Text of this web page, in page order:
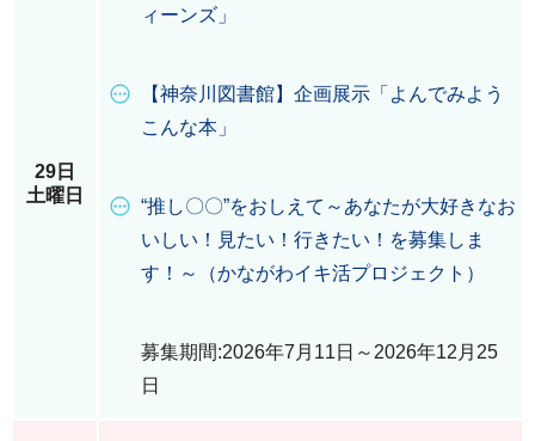
29日
土曜日
ィーンズ」
【神奈川図書館】企画展示「よんでみよう
こんな本」
“推し〇〇”をおしえて～あなたが大好きなお
いしい！見たい！行きたい！を募集しま
す！～（かながわイキ活プロジェクト）
募集期間:2026年7月11日～2026年12月25
日